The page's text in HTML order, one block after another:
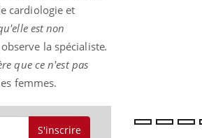
cardiologie et
est non
observe la spécialiste.
que ce n'est pas
femmes.
S'inscrire